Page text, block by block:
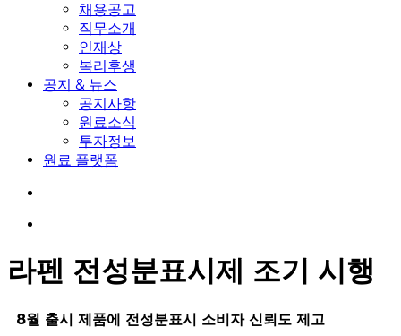
채용공고
직무소개
인재상
복리후생
공지 & 뉴스
공지사항
원료소식
투자정보
원료 플랫폼
라펜 전성분표시제 조기 시행
8월 출시 제품에 전성분표시 소비자 신뢰도 제고